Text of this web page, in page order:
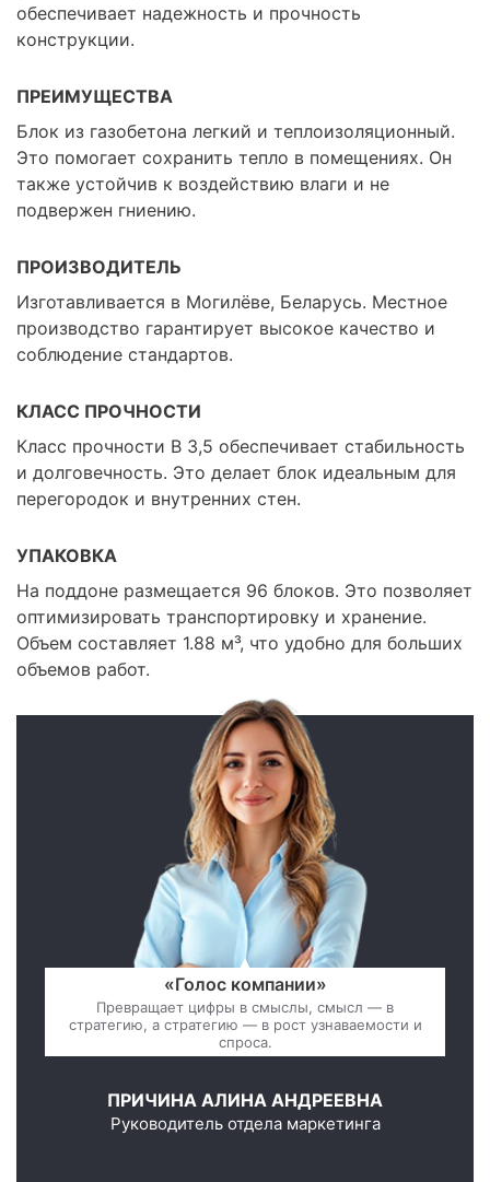
обеспечивает надежность и прочность
конструкции.
ПРЕИМУЩЕСТВА
Блок из газобетона легкий и теплоизоляционный.
Это помогает сохранить тепло в помещениях. Он
также устойчив к воздействию влаги и не
подвержен гниению.
ПРОИЗВОДИТЕЛЬ
Изготавливается в Могилёве, Беларусь. Местное
производство гарантирует высокое качество и
соблюдение стандартов.
КЛАСС ПРОЧНОСТИ
Класс прочности B 3,5 обеспечивает стабильность
и долговечность. Это делает блок идеальным для
перегородок и внутренних стен.
УПАКОВКА
На поддоне размещается 96 блоков. Это позволяет
оптимизировать транспортировку и хранение.
Объем составляет 1.88 м³, что удобно для больших
объемов работ.
«Голос компании»
Превращает цифры в смыслы, смысл — в
стратегию, а стратегию — в рост узнаваемости и
спроса.
ПРИЧИНА АЛИНА АНДРЕЕВНА
Руководитель отдела маркетинга